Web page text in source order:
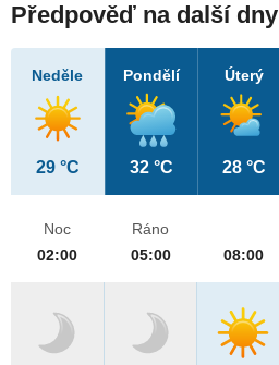
Předpověď na další dny
Neděle
29 °C
Pondělí
32 °C
Úterý
28 °C
Noc
02:00
Ráno
05:00
08:00